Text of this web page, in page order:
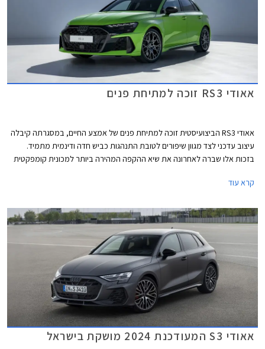
אאודי RS3 זוכה למתיחת פנים
אאודי RS3 הביצועיסטית זוכה למתיחת פנים של אמצע החיים, במסגרתה קיבלה
עיצוב עדכני לצד מגוון שיפורים לטובת התנהגות כביש חדה ודינמית מתמיד.
בזכות אלו שברה לאחרונה את שיא ההקפה המהירה ביותר למכונית קומפקטית
קרא עוד
אאודי S3 המעודכנת 2024 מושקת בישראל